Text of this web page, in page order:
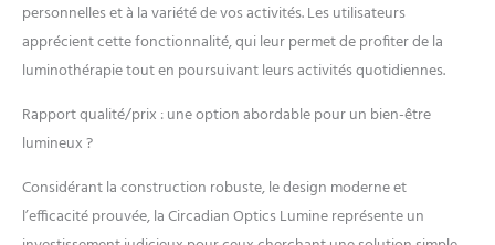
et audacieux nous
distinguent. Une lampe
circadienne est quelque
chose que vous serez fier
d'avoir sur votre bureau.
Marque de confiance
changé la donne pour la
technologie LED pionnière
et un bon design sur le
personnelles et à la variété de vos activités. Les utilisateurs
apprécient cette fonctionnalité, qui leur permet de profiter de la
luminothérapie tout en poursuivant leurs activités quotidiennes.
Rapport qualité/prix : une option abordable pour un bien-être
lumineux ?
Considérant la construction robuste, le design moderne et
l’efficacité prouvée, la Circadian Optics Lumine représente un